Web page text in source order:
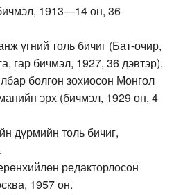
1913—14 он, 36
үгний толь бичиг (Бат-очир,
гар бичмэл, 1927, 36 дэвтэр).
болгон зохиосон Монгол
эрх (бичмэл, 1929 он, 4
дүрмийн толь бичиг,
редакторлосон
1957 он.